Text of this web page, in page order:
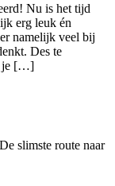
Nu is het tijd
erg leuk én
namelijk veel bij
Des te
je […]
slimste route naar